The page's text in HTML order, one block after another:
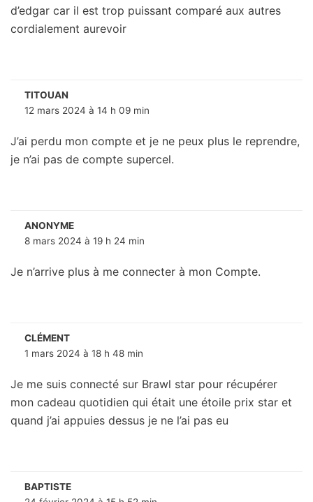
d’edgar car il est trop puissant comparé aux autres
cordialement aurevoir
TITOUAN
12 mars 2024 à 14 h 09 min
J’ai perdu mon compte et je ne peux plus le reprendre,
je n’ai pas de compte supercel.
ANONYME
8 mars 2024 à 19 h 24 min
Je n’arrive plus à me connecter à mon Compte.
CLÉMENT
1 mars 2024 à 18 h 48 min
Je me suis connecté sur Brawl star pour récupérer
mon cadeau quotidien qui était une étoile prix star et
quand j’ai appuies dessus je ne l’ai pas eu
BAPTISTE